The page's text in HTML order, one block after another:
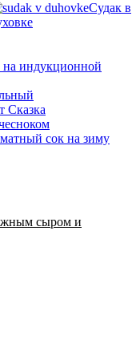
Судак в
индукционной
Сказка
сок на зиму
сыром и